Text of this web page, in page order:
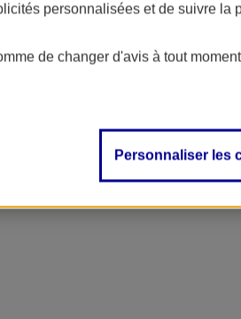
personnalisées et de suivre la
de changer d'avis à tout
Personnaliser les